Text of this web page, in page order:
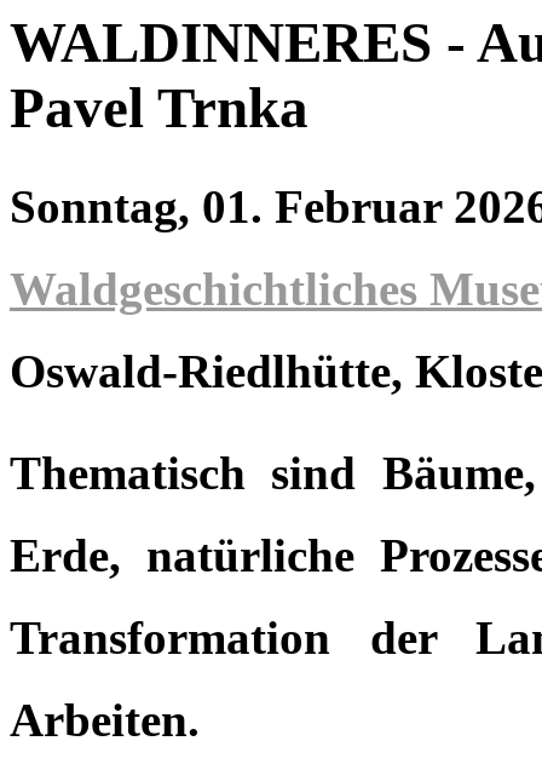
WALDINNERES -
Pavel Trnka
Sonntag, 01. Februar
Waldgeschichtliches
Oswald-Riedlhütte,
Thematisch sind
Erde, natürliche
Transformation der
Arbeiten.